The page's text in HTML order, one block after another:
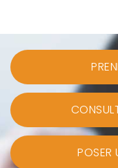
POSER